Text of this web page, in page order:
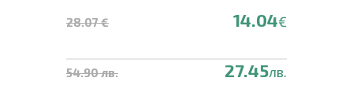
28.07 € 14.04€
54.90 лв. 27.45лв.